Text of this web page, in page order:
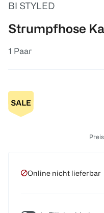
BI STYLED
Strumpfhose
1 Paar
Online nicht lieferbar